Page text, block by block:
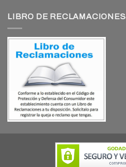
LIBRO DE RECLAMACIONES